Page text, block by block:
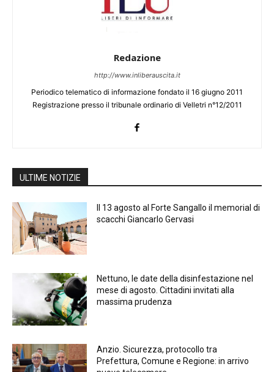
Redazione
http://www.inliberauscita.it
Periodico telematico di informazione fondato il 16 giugno 2011
Registrazione presso il tribunale ordinario di Velletri n°12/2011
ULTIME NOTIZIE
Il 13 agosto al Forte Sangallo il memorial di
scacchi Giancarlo Gervasi
Nettuno, le date della disinfestazione nel
mese di agosto. Cittadini invitati alla
massima prudenza
Anzio. Sicurezza, protocollo tra
Prefettura, Comune e Regione: in arrivo